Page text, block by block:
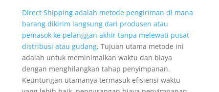
Direct Shipping adalah metode pengiriman di mana
barang dikirim langsung dari produsen atau
pemasok ke pelanggan akhir tanpa melewati pusat
distribusi atau gudang. Tujuan utama metode ini
adalah untuk meminimalkan waktu dan biaya
dengan menghilangkan tahap penyimpanan.
Keuntungan utamanya termasuk efisiensi waktu